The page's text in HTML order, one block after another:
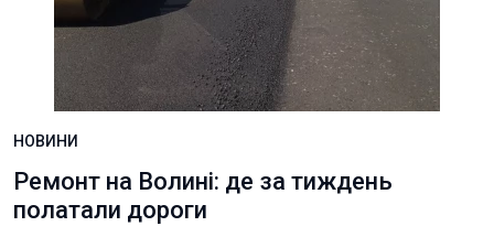
НОВИНИ
Ремонт на Волині: де за тиждень
полатали дороги